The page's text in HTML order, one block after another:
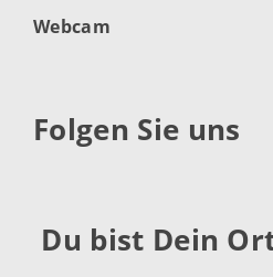
Webcam
Folgen Sie uns
Du bist Dein